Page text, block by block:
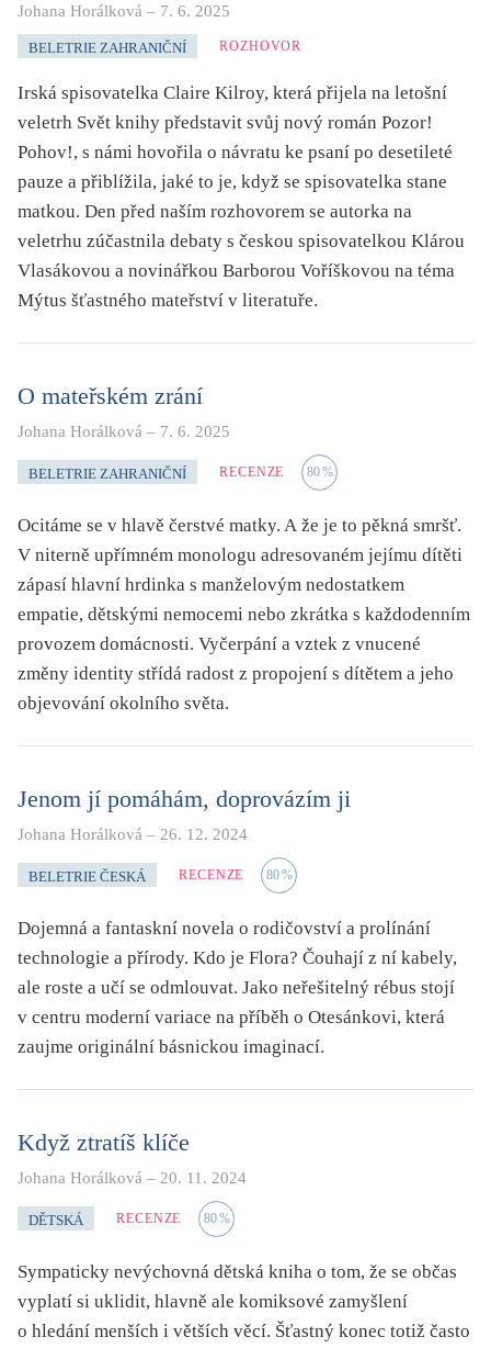
Johana Horálková – 7. 6. 2025
BELETRIE ZAHRANIČNÍ ROZHOVOR
Irská spisovatelka Claire Kilroy, která přijela na letošní
veletrh Svět knihy představit svůj nový román Pozor!
Pohov!, s námi hovořila o návratu ke psaní po desetileté
pauze a přiblížila, jaké to je, když se spisovatelka stane
matkou. Den před naším rozhovorem se autorka na
veletrhu zúčastnila debaty s českou spisovatelkou Klárou
Vlasákovou a novinářkou Barborou Voříškovou na téma
Mýtus šťastného mateřství v literatuře.
O mateřském zrání
Johana Horálková – 7. 6. 2025
BELETRIE ZAHRANIČNÍ RECENZE 80%
Ocitáme se v hlavě čerstvé matky. A že je to pěkná smršť.
V niterně upřímném monologu adresovaném jejímu dítěti
zápasí hlavní hrdinka s manželovým nedostatkem
empatie, dětskými nemocemi nebo zkrátka s každodenním
provozem domácnosti. Vyčerpání a vztek z vnucené
změny identity střídá radost z propojení s dítětem a jeho
objevování okolního světa.
Jenom jí pomáhám, doprovázím ji
Johana Horálková – 26. 12. 2024
BELETRIE ČESKÁ RECENZE 80%
Dojemná a fantaskní novela o rodičovství a prolínání
technologie a přírody. Kdo je Flora? Čouhají z ní kabely,
ale roste a učí se odmlouvat. Jako neřešitelný rébus stojí
v centru moderní variace na příběh o Otesánkovi, která
zaujme originální básnickou imaginací.
Když ztratíš klíče
Johana Horálková – 20. 11. 2024
DĚTSKÁ RECENZE 80%
Sympaticky nevýchovná dětská kniha o tom, že se občas
vyplatí si uklidit, hlavně ale komiksové zamyšlení
o hledání menších i větších věcí. Šťastný konec totiž často